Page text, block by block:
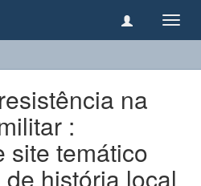
na
:
site temático
história local